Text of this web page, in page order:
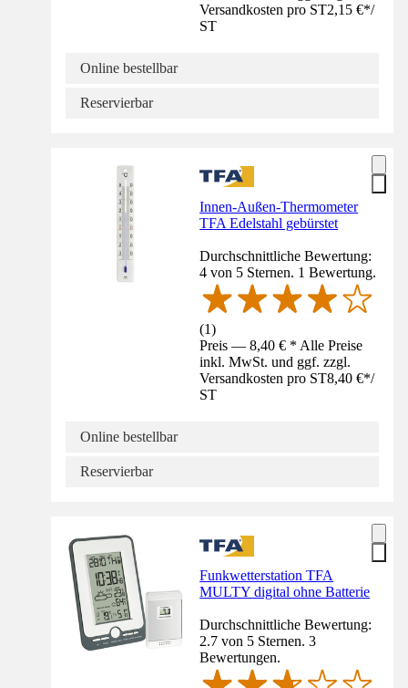
Versandkosten pro ST2,15 €*/
ST
Online bestellbar
Reservierbar
Innen-Außen-Thermometer
TFA Edelstahl gebürstet
Durchschnittliche Bewertung:
4 von 5 Sternen. 1 Bewertung.
(1)
Preis — 8,40 € * Alle Preise
inkl. MwSt. und ggf. zzgl.
Versandkosten pro ST8,40 €*/
ST
Online bestellbar
Reservierbar
Funkwetterstation TFA
MULTY digital ohne Batterie
Durchschnittliche Bewertung:
2.7 von 5 Sternen. 3
Bewertungen.